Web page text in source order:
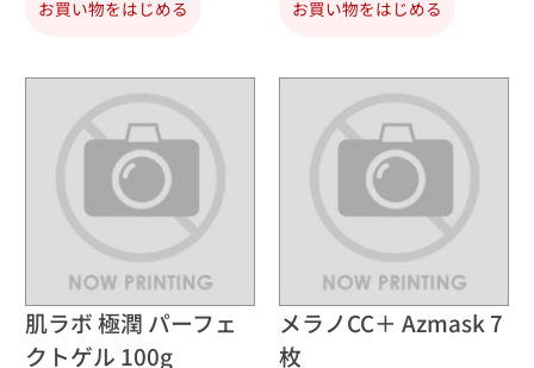
お買い物をはじめる お買い物をはじめる
肌ラボ 極潤 パーフェ
クトゲル 100g
メラノCC＋ Azmask 7
枚